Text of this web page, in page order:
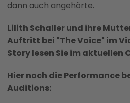
dann auch angehörte.
Lilith Schaller und ihre
Auftritt bei "The Voice" im
Story lesen Sie im aktuellen
Hier noch die Performance
Auditions: